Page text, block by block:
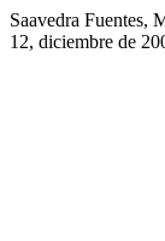
Saavedra Fuentes,
12, diciembre de